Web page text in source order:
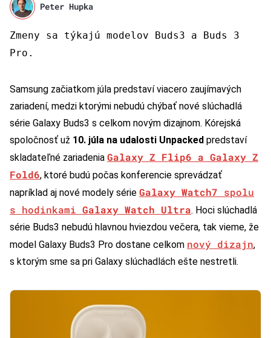
Peter Hupka
Zmeny sa týkajú modelov Buds3 a Buds 3
Pro.
Samsung začiatkom júla predstaví viacero zaujímavých
zariadení, medzi ktorými nebudú chýbať nové slúchadlá
série Galaxy Buds3 s celkom novým dizajnom. Kórejská
spoločnosť už 10. júla na udalosti Unpacked predstaví
skladateľné zariadenia Galaxy Z Flip6 a Galaxy Z
Fold6, ktoré budú počas konferencie sprevádzať
napríklad aj nové modely série Galaxy Watch7 spolu
s hodinkami Galaxy Watch Ultra. Hoci slúchadlá
série Buds3 nebudú hlavnou hviezdou večera, tak vieme, že
model Galaxy Buds3 Pro dostane celkom nový dizajn,
s ktorým sme sa pri Galaxy slúchadlách ešte nestretli.